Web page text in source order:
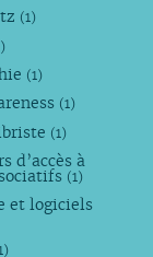
(1)
(1)
(1)
(1)
d’accès à
(1)
et logiciels